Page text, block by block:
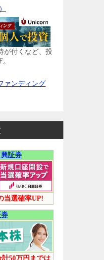
が付くなど、投
ァンディング
興証券
当選確率UP!
50万円までは